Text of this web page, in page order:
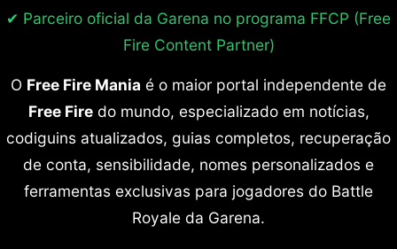
✔ Parceiro oficial da Garena no programa FFCP (Free
Fire Content Partner)
O Free Fire Mania é o maior portal independente de
Free Firedo mundo, especializado em notícias,
codiguins atualizados, guias completos, recuperação
de conta, sensibilidade, nomes personalizados e
ferramentas exclusivas para jogadores do Battle
Royale da Garena.